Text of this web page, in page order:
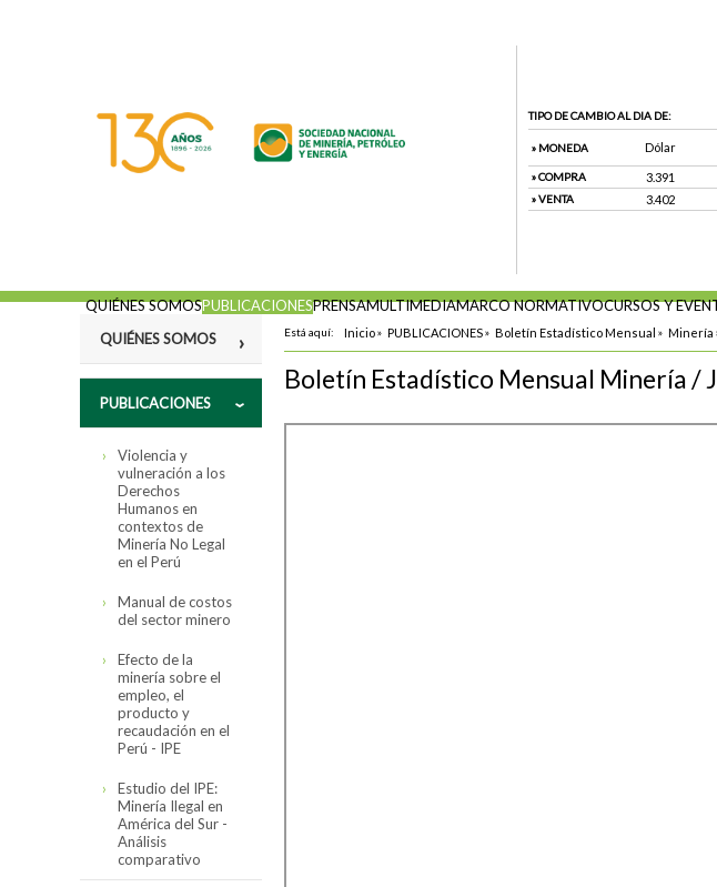
TIPO DE CAMBIO AL DIA DE:
» MONEDA Dólar
» COMPRA 3.391
» VENTA 3.402
QUIÉNES SOMOSPUBLICACIONESPRENSAMULTIMEDIAMARCO NORMATIVOCURSOS Y
QUIÉNES SOMOS
Fines
Estatutos
Código de
Conducta
de Conducta
Conducta de la
SNMPE y
Contexto
Internacional
Encuesta de
Directorio
Organigrama
Personal SNMPE
Minería
Hidrocarburos
Servicios
Cómo asociarse
Comités
Estructura de
comités
Sectorial Minero
Sectorial de
Hidrocarburos
Nuestros Servicios
PUBLICACIONES
Violencia y
vulneración a los
Derechos
Humanos en
contextos de
Minería No Legal
en el Perú
Manual de costos
del sector minero
Efecto de la
minería sobre el
empleo, el
producto y
recaudación en el
Perú - IPE
Estudio del IPE:
Minería Ilegal en
América del Sur -
Análisis
comparativo
Está aquí: Inicio» PUBLICACIONES» Boletín Estadístico Mensual » Minería
Boletín Estadístico Mensual Minería /